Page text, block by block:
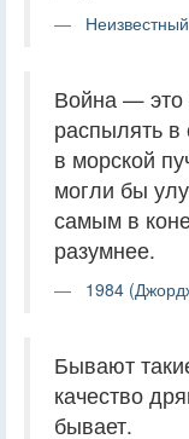
Война — это
распылять в
в морской
могли бы
самым в
разумнее.
1984
Бывают
качество
бывает.